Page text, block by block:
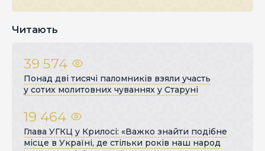
Читають
39 574
Понад дві тисячі паломників взяли участь
у сотих молитовних чуваннях у Старуні
19 464
Глава УГКЦ у Крилосі: «Важко знайти подібне
місце в Україні, де стільки років наш народ